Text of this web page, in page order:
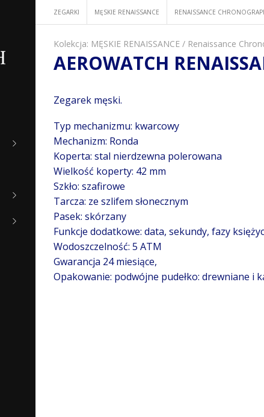
ZEGARKI MĘSKIE RENAISSANCE RENAISSANCE
Kolekcja: MĘSKIE RENAISSANCE / Renaissance
AEROWATCH
Zegarek męski.
Typ mechanizmu: kwarcowy
Mechanizm: Ronda
Koperta: stal nierdzewna polerowana
Wielkość koperty: 42 mm
Szkło: szafirowe
Tarcza: ze szlifem słonecznym
Pasek: skórzany
Funkcje dodatkowe: data, sekundy, fazy
Wodoszczelność: 5 ATM
Gwarancja 24 miesiące,
Opakowanie: podwójne pudełko: drewniane i